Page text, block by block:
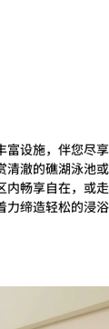
富设施，伴您尽享
清澈的礁湖泳池或
内畅享自在，或走
力缔造轻松的浸浴